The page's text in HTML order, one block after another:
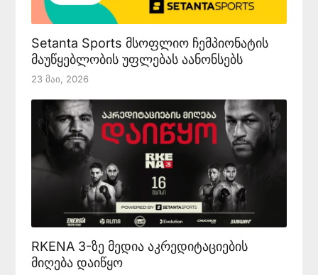
Setanta Sports მსოფლიო ჩემპიონატის
მაუწყებლობის უფლებას აანონსებს
23 Მაი, 2026
RKENA 3-ზე მედია აკრედიტაციების
მიღება დაიწყო